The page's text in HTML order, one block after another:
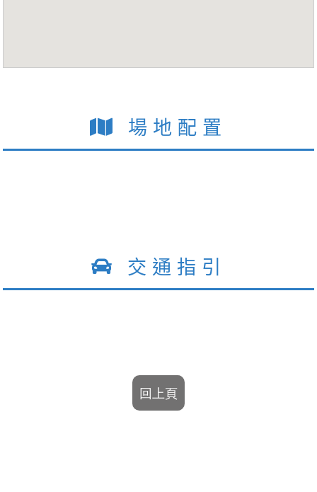
場地配置
交通指引